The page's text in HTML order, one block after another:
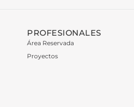
PROFESIONALES
Área Reservada
Proyectos